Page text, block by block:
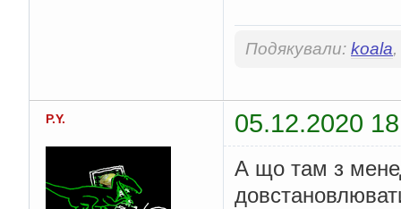
Подякували: koala,
P.Y. 05.12.2020
А що там з